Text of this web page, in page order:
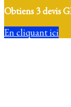
Obtiens 3 devis
En cliquant ici